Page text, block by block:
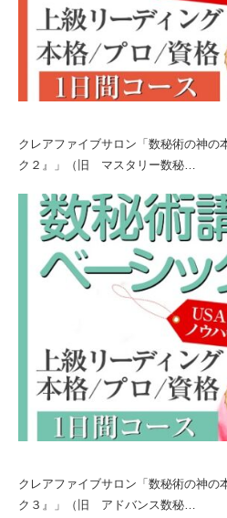
クレアファイブサロン「数秘術の神の
ク２』」（旧 マスタリー数秘…
クレアファイブサロン「数秘術の神の
ク３』」（旧 アドバンス数秘…